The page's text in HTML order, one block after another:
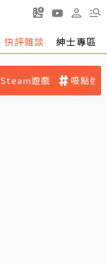
快評雜談 紳士專區
Steam遊戲 吸點迷